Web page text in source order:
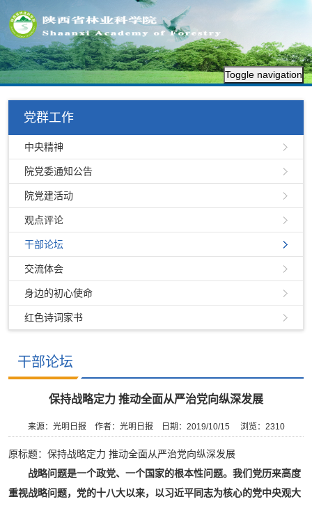
Toggle navigation
党群工作
中央精神
院党委通知公告
院党建活动
观点评论
干部论坛
交流体会
身边的初心使命
红色诗词家书
干部论坛
保持战略定力 推动全面从严治党向纵深发展
来源：光明日报 作者：光明日报 日期：2019/10/15 浏览： 2310
原标题：保持战略定力 推动全面从严治党向纵深发展
战略问题是一个政党、一个国家的根本性问题。我们党历来高度
重视战略问题，党的十八大以来，以习近平同志为核心的党中央观大